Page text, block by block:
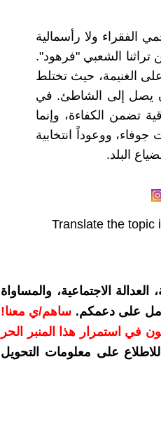
الفقراء ولا رأسمالية
الشعبي "فرهود".
الغنيمة، حيث تختلط
يصل إلى الشاطئ. في
تضمن الكفاءة، وإنما
ووعوداً انتخابية
البلد.
Translate the topic
الاجتماعية، والمساواة
على دعمكم. ساهم/ي معنا!
في استمرار هذا المنبر الحر
للاطلاع على معلومات التحويل